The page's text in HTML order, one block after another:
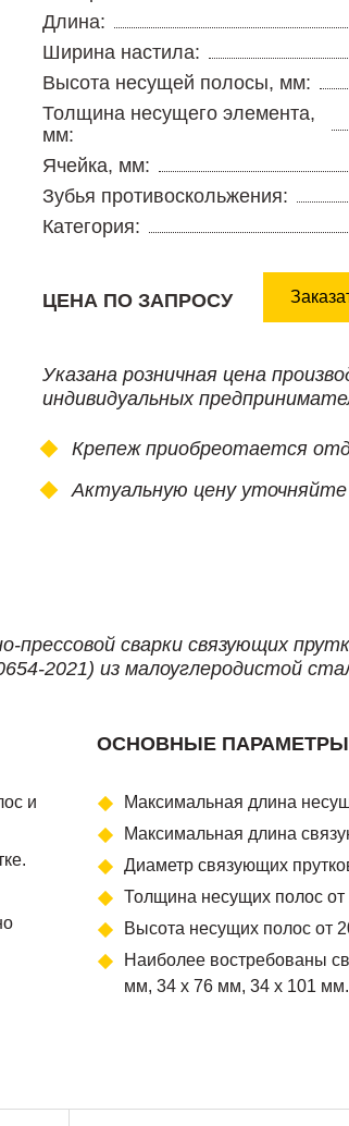
Длина:
Ширина настила:
Высота несущей полосы, мм:
Толщина несущего элемента,
мм:
Ячейка, мм:
Зубья противоскольжения:
Категория:
ЦЕНА ПО ЗАПРОСУ
Указана розничная цена
индивидуальных
Крепеж приобреотается
Актуальную цену
сварки связующих
2021) из малоуглеродистой
и
ОСНОВНЫЕ ПАРАМЕТРЫ
Максимальная длина
Максимальная длина
Диаметр связующих
Толщина несущих полос
Высота несущих полос от
Наиболее востребованы
мм, 34 х 76 мм, 34 х 101 мм.